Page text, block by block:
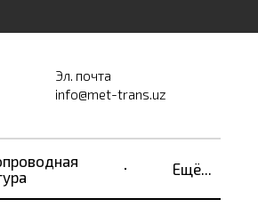
Эл. почта
info@met-trans.uz
Ещё...